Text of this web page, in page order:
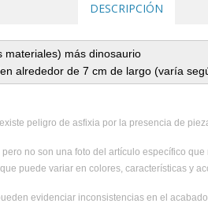
DESCRIPCIÓN
materiales) más dinosaurio
alrededor de 7 cm de largo (varía
peligro de asfixia por la presencia de
no son una foto del artículo específico
puede variar en colores, características y
evidenciar inconsistencias en el